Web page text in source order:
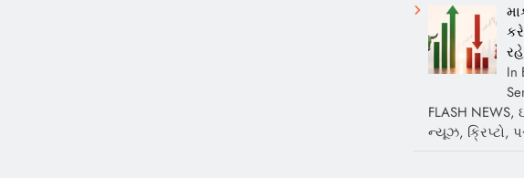
In
FLASH NEWS,
ન્યૂઝ, ક્રિપ્ટો,